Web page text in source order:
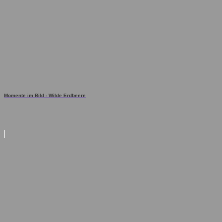
Momente im Bild - Wilde Erdbeere